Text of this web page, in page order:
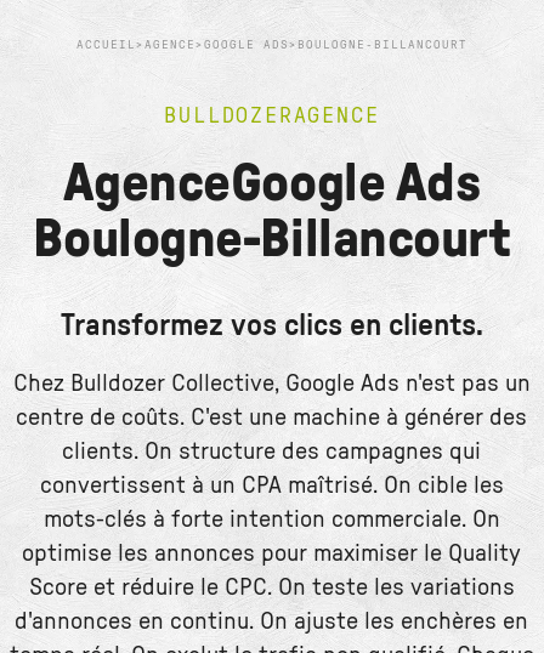
ACCUEIL > AGENCE > GOOGLE ADS > BOULOGNE-BILLANCOURT
BULLDOZERAGENCE
AgenceGoogle Ads
Boulogne-Billancourt
Transformez vos clics en clients.
Chez Bulldozer Collective, Google Ads n'est pas un
centre de coûts. C'est une machine à générer des
clients. On structure des campagnes qui
convertissent à un CPA maîtrisé. On cible les
mots-clés à forte intention commerciale. On
optimise les annonces pour maximiser le Quality
Score et réduire le CPC. On teste les variations
d'annonces en continu. On ajuste les enchères en